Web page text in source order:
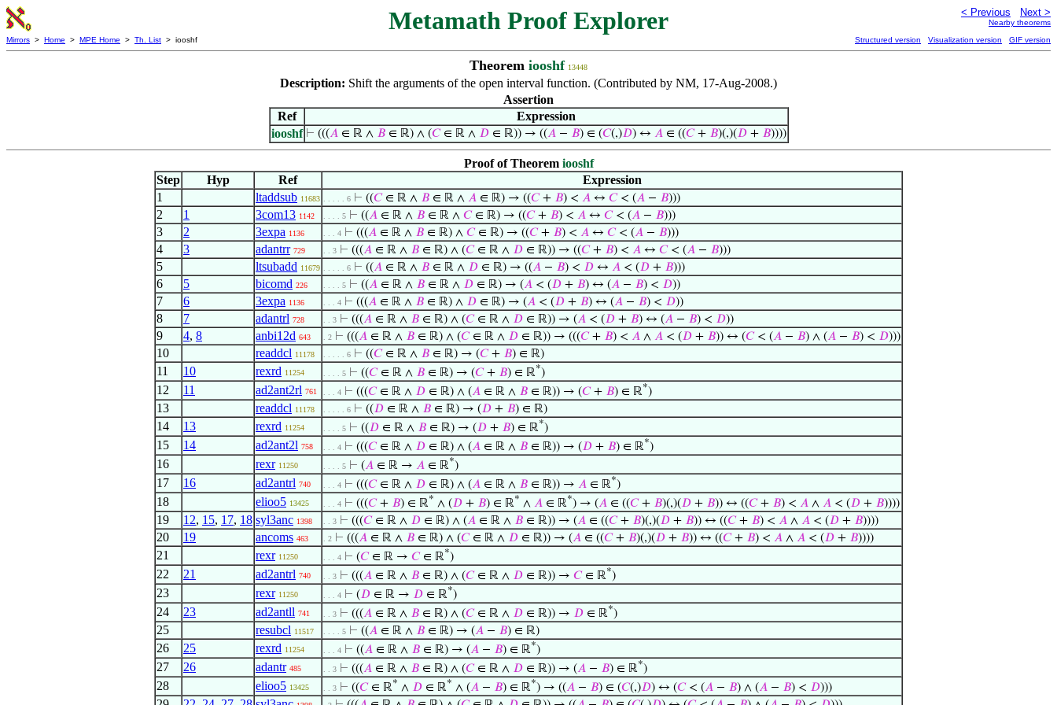
Metamath Proof Explorer < Previous Next >
Nearby theorems
Mirrors > Home > MPE Home > Th. List > iooshf Structured version Visualization version GIF version
Theorem iooshf 13448
Description: Shift the arguments of the open interval function. (Contributed by NM, 17-Aug-2008.)
Assertion
Ref
Expression
iooshf ⊢ (((𝐴∈ ℝ ∧ 𝐵∈ ℝ) ∧ (𝐶∈ ℝ ∧ 𝐷∈ ℝ)) → ((𝐴− 𝐵) ∈ (𝐶(,)𝐷) ↔ 𝐴∈ ((𝐶+ 𝐵)(,)(𝐷+ 𝐵))))
Proof of Theorem iooshf
Step
Hyp Ref
Expression
1
ltaddsub 11683 . . . . . 6 ⊢ ((𝐶∈ ℝ ∧ 𝐵 ∈ ℝ ∧ 𝐴 ∈ ℝ) → ((𝐶+ 𝐵) < 𝐴 ↔ 𝐶< (𝐴 − 𝐵)))
2 1 3com13 1142 . . . . 5 ⊢ ((𝐴 ∈ ℝ ∧ 𝐵 ∈ ℝ ∧ 𝐶∈ ℝ) → ((𝐶+ 𝐵) < 𝐴 ↔ 𝐶< (𝐴 − 𝐵)))
3 2 3expa 1136 . . . 4 ⊢ (((𝐴 ∈ ℝ ∧ 𝐵 ∈ ℝ) ∧ 𝐶∈ ℝ) → ((𝐶+ 𝐵) < 𝐴 ↔ 𝐶< (𝐴 − 𝐵)))
4 3 adantrr 729 . . 3 ⊢ (((𝐴 ∈ ℝ ∧ 𝐵 ∈ ℝ) ∧ (𝐶∈ ℝ ∧ 𝐷 ∈ ℝ)) → ((𝐶+ 𝐵) < 𝐴 ↔ 𝐶< (𝐴 − 𝐵)))
5 ltsubadd 11679 . . . . . 6 ⊢ ((𝐴 ∈ ℝ ∧ 𝐵 ∈ ℝ ∧ 𝐷 ∈ ℝ) → ((𝐴 − 𝐵) < 𝐷 ↔ 𝐴 < (𝐷 + 𝐵)))
6 5 bicomd 226 . . . . 5 ⊢ ((𝐴 ∈ ℝ ∧ 𝐵 ∈ ℝ ∧ 𝐷 ∈ ℝ) → (𝐴 < (𝐷 + 𝐵) ↔ (𝐴 − 𝐵) < 𝐷))
7 6 3expa 1136 . . . 4 ⊢ (((𝐴 ∈ ℝ ∧ 𝐵 ∈ ℝ) ∧ 𝐷 ∈ ℝ) → (𝐴 < (𝐷 + 𝐵) ↔ (𝐴 − 𝐵) < 𝐷))
8 7 adantrl 728 . . 3 ⊢ (((𝐴 ∈ ℝ ∧ 𝐵 ∈ ℝ) ∧ (𝐶∈ ℝ ∧ 𝐷 ∈ ℝ)) → (𝐴 < (𝐷 + 𝐵) ↔ (𝐴 − 𝐵) < 𝐷))
9 4, 8 anbi12d 643 . 2 ⊢ (((𝐴 ∈ ℝ ∧ 𝐵 ∈ ℝ) ∧ (𝐶∈ ℝ ∧ 𝐷 ∈ ℝ)) → (((𝐶+ 𝐵) < 𝐴 ∧ 𝐴 < (𝐷 + 𝐵)) ↔ (𝐶< (𝐴 − 𝐵) ∧ (𝐴 − 𝐵) < 𝐷)))
10 readdcl 11178 . . . . . 6 ⊢ ((𝐶∈ ℝ ∧ 𝐵 ∈ ℝ) → (𝐶+ 𝐵) ∈ ℝ)
11 10 rexrd 11254 . . . . 5 ⊢ ((𝐶∈ ℝ ∧ 𝐵 ∈ ℝ) → (𝐶+ 𝐵) ∈ ℝ*)
12 11 ad2ant2rl 761 . . . 4 ⊢ (((𝐶∈ ℝ ∧ 𝐷 ∈ ℝ) ∧ (𝐴 ∈ ℝ ∧ 𝐵 ∈ ℝ)) → (𝐶+ 𝐵) ∈ ℝ*)
13 readdcl 11178 . . . . . 6 ⊢ ((𝐷 ∈ ℝ ∧ 𝐵 ∈ ℝ) → (𝐷 + 𝐵) ∈ ℝ)
14 13 rexrd 11254 . . . . 5 ⊢ ((𝐷 ∈ ℝ ∧ 𝐵 ∈ ℝ) → (𝐷 + 𝐵) ∈ ℝ*)
15 14 ad2ant2l 758 . . . 4 ⊢ (((𝐶∈ ℝ ∧ 𝐷 ∈ ℝ) ∧ (𝐴 ∈ ℝ ∧ 𝐵 ∈ ℝ)) → (𝐷 + 𝐵) ∈ ℝ*)
16 rexr 11250 . . . . 5 ⊢ (𝐴 ∈ ℝ → 𝐴 ∈ ℝ*)
17 16 ad2antrl 740 . . . 4 ⊢ (((𝐶∈ ℝ ∧ 𝐷 ∈ ℝ) ∧ (𝐴 ∈ ℝ ∧ 𝐵 ∈ ℝ)) → 𝐴 ∈ ℝ*)
18 elioo5 13425 . . . 4 ⊢ (((𝐶+ 𝐵) ∈ ℝ* ∧ (𝐷 + 𝐵) ∈ ℝ* ∧ 𝐴 ∈ ℝ*) → (𝐴 ∈ ((𝐶+ 𝐵)(,)(𝐷 + 𝐵)) ↔ ((𝐶+ 𝐵) < 𝐴 ∧ 𝐴 < (𝐷 + 𝐵))))
19 12, 15, 17, 18 syl3anc 1398 . . 3 ⊢ (((𝐶∈ ℝ ∧ 𝐷 ∈ ℝ) ∧ (𝐴 ∈ ℝ ∧ 𝐵 ∈ ℝ)) → (𝐴 ∈ ((𝐶+ 𝐵)(,)(𝐷 + 𝐵)) ↔ ((𝐶+ 𝐵) < 𝐴 ∧ 𝐴 < (𝐷 + 𝐵))))
20 19 ancoms 463 . 2 ⊢ (((𝐴 ∈ ℝ ∧ 𝐵 ∈ ℝ) ∧ (𝐶∈ ℝ ∧ 𝐷 ∈ ℝ)) → (𝐴 ∈ ((𝐶+ 𝐵)(,)(𝐷 + 𝐵)) ↔ ((𝐶+ 𝐵) < 𝐴 ∧ 𝐴 < (𝐷 + 𝐵))))
21 rexr 11250 . . . 4 ⊢ (𝐶∈ ℝ → 𝐶∈ ℝ*)
22 21 ad2antrl 740 . . 3 ⊢ (((𝐴 ∈ ℝ ∧ 𝐵 ∈ ℝ) ∧ (𝐶∈ ℝ ∧ 𝐷 ∈ ℝ)) → 𝐶∈ ℝ*)
23 rexr 11250 . . . 4 ⊢ (𝐷 ∈ ℝ → 𝐷 ∈ ℝ*)
24 23 ad2antll 741 . . 3 ⊢ (((𝐴 ∈ ℝ ∧ 𝐵 ∈ ℝ) ∧ (𝐶∈ ℝ ∧ 𝐷 ∈ ℝ)) → 𝐷 ∈ ℝ*)
25 resubcl 11517 . . . . 5 ⊢ ((𝐴 ∈ ℝ ∧ 𝐵 ∈ ℝ) → (𝐴 − 𝐵) ∈ ℝ)
26 25 rexrd 11254 . . . 4 ⊢ ((𝐴 ∈ ℝ ∧ 𝐵 ∈ ℝ) → (𝐴 − 𝐵) ∈ ℝ*)
27 26 adantr 485 . . 3 ⊢ (((𝐴 ∈ ℝ ∧ 𝐵 ∈ ℝ) ∧ (𝐶∈ ℝ ∧ 𝐷 ∈ ℝ)) → (𝐴 − 𝐵) ∈ ℝ*)
28 elioo5 13425 . . 3 ⊢ ((𝐶∈ ℝ* ∧ 𝐷 ∈ ℝ* ∧ (𝐴 − 𝐵) ∈ ℝ*) → ((𝐴 − 𝐵) ∈ (𝐶(,)𝐷) ↔ (𝐶< (𝐴 − 𝐵) ∧ (𝐴 − 𝐵) < 𝐷)))